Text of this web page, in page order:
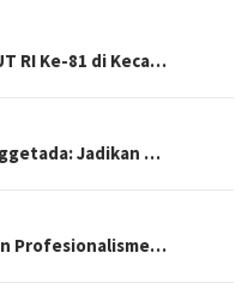
RI Ke-81 di Keca…
Jadikan …
Profesionalisme…